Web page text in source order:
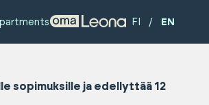
FI / EN
sopimuksille ja edellyttää 12